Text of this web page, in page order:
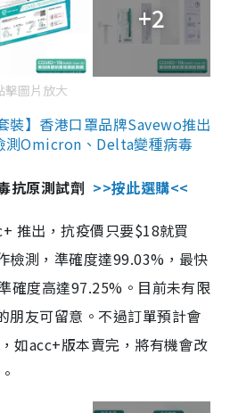
+2
擊圖片放大
裝】香港口罩品牌Savewo推出
測Omicron、Delta變種病毒
抗原測試劑 >>按此選購<<
推出，抗疫價只要$18就買
檢測，準確度達99.03%，最快
確度高達97.25%。目前未有限
朋友可留意。不過訂單預計會
如acc+版本賣完，將有機會改